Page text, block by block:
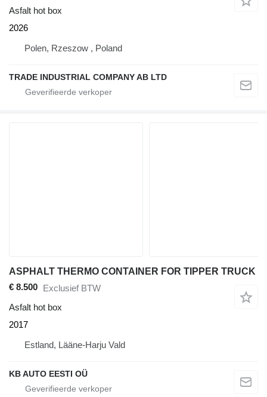
Asfalt hot box
2026
Polen, Rzeszow , Poland
TRADE INDUSTRIAL COMPANY AB LTD
ASPHALT THERMO CONTAINER FOR TIPPER TRUCK
€ 8.500 Exclusief BTW
Asfalt hot box
2017
Estland, Lääne-Harju Vald
KB AUTO EESTI OÜ